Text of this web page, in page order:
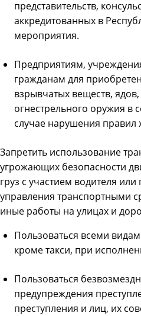
представительств,
аккредитованных в
мероприятия.
Предприятиям,
гражданам для
взрывчатых веществ,
огнестрельного оружия в
случае нарушения правил
Запретить использование
угрожающих безопасности
груз с участием водителя
управления транспортными
иные работы на улицах и
Пользоваться всеми
кроме такси, при
Пользоваться
предупреждения
преступления и лиц, их